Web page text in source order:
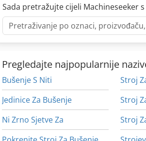
Sada pretražujte cijeli Machineseeker
Pregledajte najpopularnije
Bušenje S Niti
Jedinice Za Bušenje
Ni Zrno Sjetve Za
Stroj
Stroj
Stroj